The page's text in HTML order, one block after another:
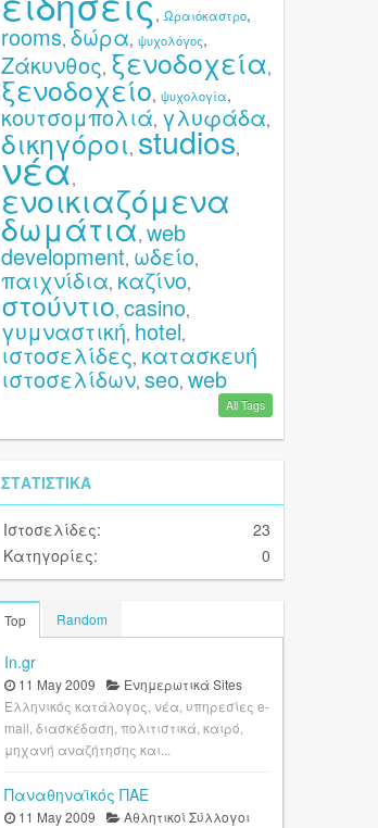
, Ωραιόκαστρο,
rooms, δώρα, ψυχολόγος,
Ζάκυνθος, ξενοδοχεία,
ξενοδοχείο, ψυχολογία,
κουτσομπολιά, γλυφάδα,
δικηγόροι, studios,
νέα,
ενοικιαζόμενα
δωμάτια, web
development, ωδείο,
παιχνίδια, καζίνο,
στούντιο, casino,
γυμναστική, hotel,
ιστοσελίδες, κατασκευή
ιστοσελίδων, seo, web
All Tags
ΣΤΑΤΙΣΤΙΚΆ
Ιστοσελίδες:
23
Κατηγορίες:
0
Top Random
In.gr
11 May 2009
Ενημερωτικά Sites
Ελληνικός κατάλογος, νέα, υπηρεσίες e-
mail, διασκέδαση, πολιτιστικά, καιρό,
μηχανή αναζήτησης και...
Παναθηναϊκός ΠΑΕ
11 May 2009
Αθλητικοί Σύλλογοι